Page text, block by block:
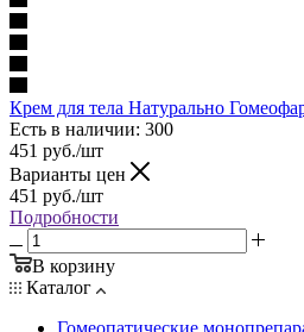
Крем для тела Натурально
Есть в наличии: 300
451 руб./шт
Варианты цен
451 руб./шт
Подробности
В корзину
Каталог
Гомеопатические